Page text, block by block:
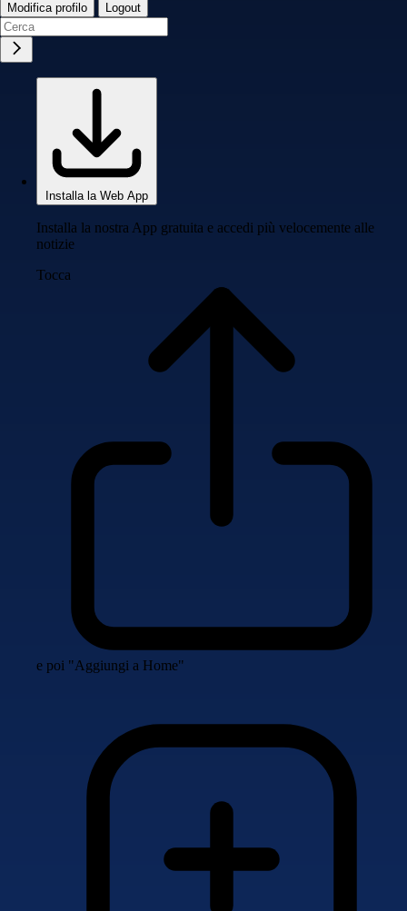
Modifica profilo Logout
Installa la Web App
Installa la nostra App gratuita e accedi più velocemente alle
notizie
Tocca
e poi "Aggiungi a Home"